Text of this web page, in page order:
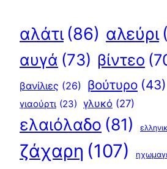
αλάτι (86) αλεύρι
αυγά (73) βίντεο
βανίλιες (26) βούτυρο (43)
γιαούρτι (23) γλυκό (27)
ελαιόλαδο (81)
ζάχαρη (107)